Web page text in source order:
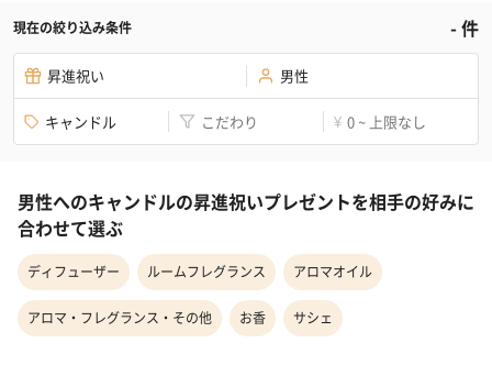
現在の絞り込み条件 -件
昇進祝い 男性
キャンドル こだわり ¥ 0 ~ 上限なし
男性へのキャンドルの昇進祝いプレゼントを相手の好みに
合わせて選ぶ
ディフューザー ルームフレグランス アロマオイル
アロマ・フレグランス・その他 お香 サシェ